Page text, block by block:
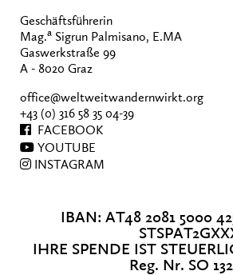
Geschäftsführerin
Mag.a Sigrun Palmisano, E.MA
Gaswerkstraße 99
A - 8020 Graz
office@weltweitwandernwirkt.org
+43 (0) 316 58 35 04-39
FACEBOOK
YOUTUBE
INSTAGRAM
IBAN: AT48 2081 5000
IHRE SPENDE IST
Reg. Nr. SO